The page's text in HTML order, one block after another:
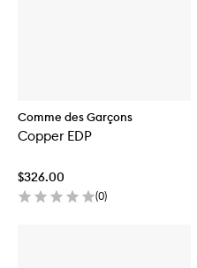
Comme des Garçons
Copper EDP
$326.00
(0)